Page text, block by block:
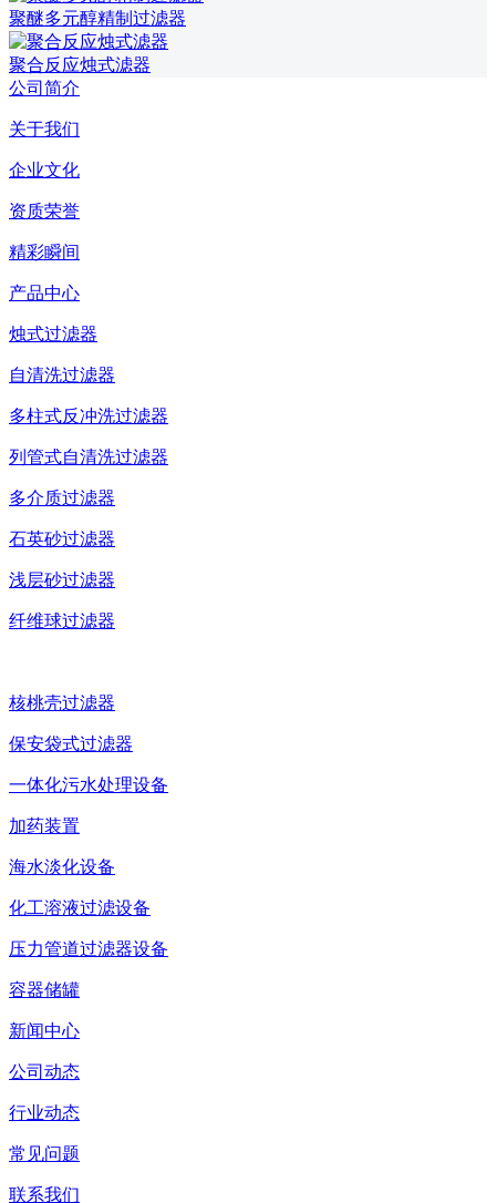
聚醚多元醇精制过滤器
聚合反应烛式滤器
公司简介
关于我们
企业文化
资质荣誉
精彩瞬间
产品中心
烛式过滤器
自清洗过滤器
多柱式反冲洗过滤器
列管式自清洗过滤器
多介质过滤器
石英砂过滤器
浅层砂过滤器
纤维球过滤器
核桃壳过滤器
保安袋式过滤器
一体化污水处理设备
加药装置
海水淡化设备
化工溶液过滤设备
压力管道过滤器设备
容器储罐
新闻中心
公司动态
行业动态
常见问题
联系我们